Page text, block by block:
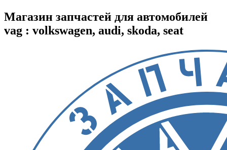
Магазин запчастей для автомобилей
vag : volkswagen, audi, skoda, seat